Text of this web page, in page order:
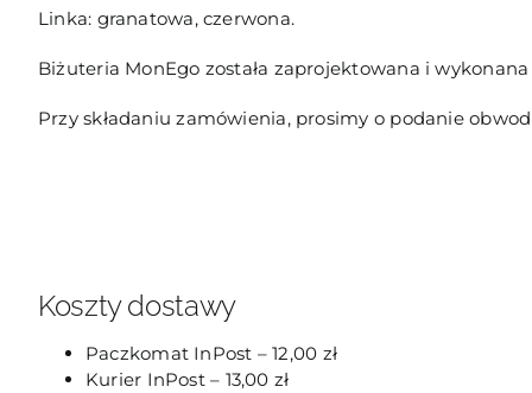
Linka: granatowa, czerwona.
Biżuteria MonEgo została zaprojektowana i wykonana
Przy składaniu zamówienia, prosimy o podanie
Koszty dostawy
Paczkomat InPost – 12,00 zł
Kurier InPost – 13,00 zł